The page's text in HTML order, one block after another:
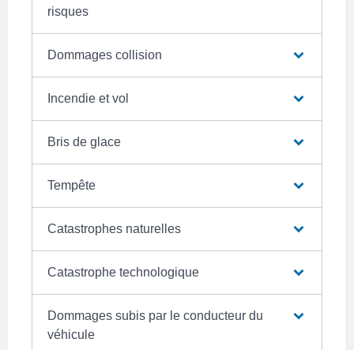
risques
Dommages collision
Incendie et vol
Bris de glace
Tempête
Catastrophes naturelles
Catastrophe technologique
Dommages subis par le conducteur du
véhicule